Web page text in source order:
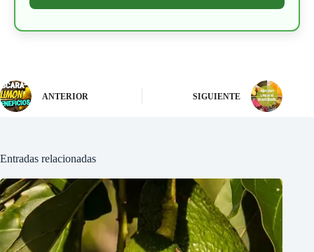
ANTERIOR SIGUIENTE
Entradas relacionadas